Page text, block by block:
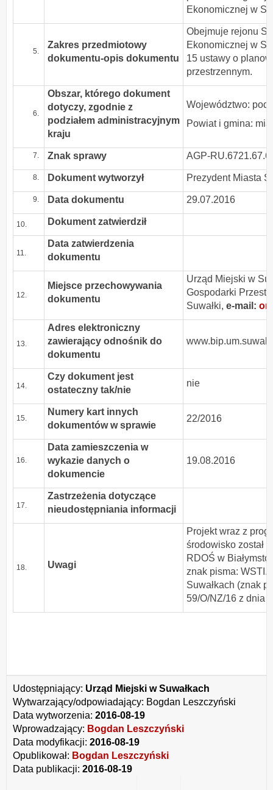
Ekonomicznej w
Zakres przedmiotowy
dokumentu-opis dokumentu
Obejmuje rejonu
Ekonomicznej w
15 ustawy o
przestrzennym.
Obszar, którego dokument
dotyczy, zgodnie z
podziałem administracyjnym
kraju
Województwo:
Powiat i gmina:
Znak sprawy AGP-
Dokument wytworzył Prezydent Miasta
Data dokumentu 29.07.2016
10. Dokument zatwierdził
11.
Data zatwierdzenia
dokumentu
12.
Miejsce przechowywania
dokumentu
Urząd Miejski w
Gospodarki
Suwałki, e-mail:
13.
Adres elektroniczny
zawierający odnośnik do
dokumentu
14.
Czy dokument jest
ostateczny tak/nie
nie
15.
Numery kart innych
dokumentów w sprawie
22/2016
16.
Data zamieszczenia w
wykazie danych o
dokumencie
19.08.2016
17.
Zastrzeżenia dotyczące
nieudostępniania informacji
18. Uwagi
Projekt wraz z
środowisko został
RDOŚ w
znak pisma:
Suwałkach (znak
59/O/NZ/16 z dnia
Udostępniający: Urząd Miejski w Suwałkach
Wytwarzający/odpowiadający: Bogdan Leszczyński
Data wytworzenia: 2016-08-19
Wprowadzający: Bogdan Leszczyński
Data modyfikacji: 2016-08-19
Opublikował: Bogdan Leszczyński
Data publikacji: 2016-08-19